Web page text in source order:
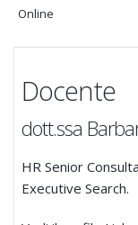
Online
Docente
dott.ssa
HR Senior
Executive Search.